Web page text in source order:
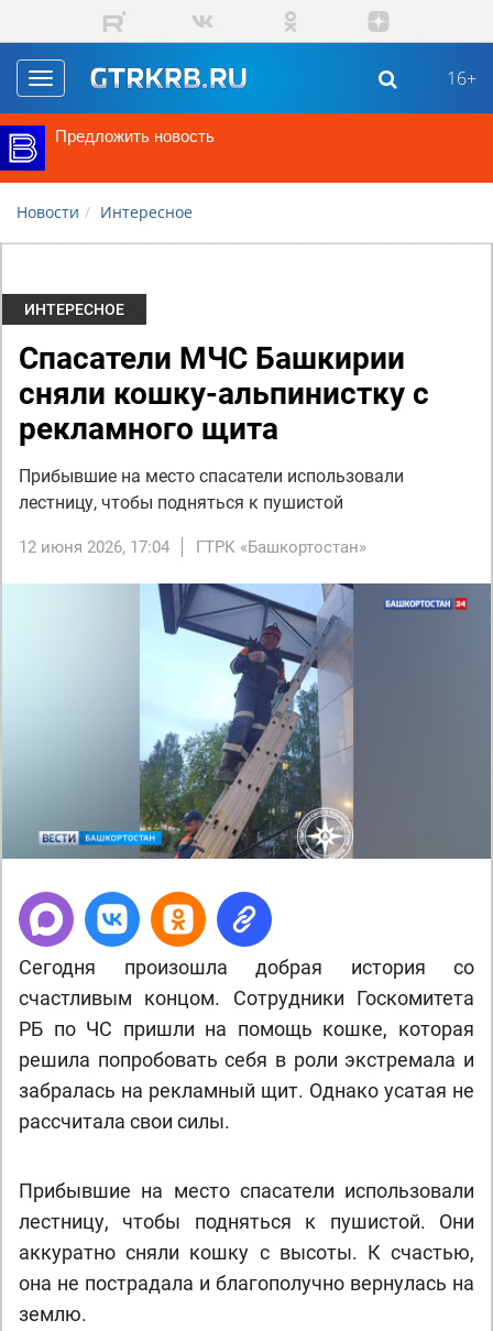
Перейти к основному содержанию
Toggle
navigation
16+
Предложить новость
Новости Интересное
ИНТЕРЕСНОЕ
Спасатели МЧС Башкирии
сняли кошку-альпинистку с
рекламного щита
Прибывшие на место спасатели использовали
лестницу, чтобы подняться к пушистой
12 июня 2026, 17:04 ГТРК «Башкортостан»
Сегодня произошла добрая история со
счастливым концом. Сотрудники Госкомитета
РБ по ЧС пришли на помощь кошке, которая
решила попробовать себя в роли экстремала и
забралась на рекламный щит. Однако усатая не
рассчитала свои силы.
Прибывшие на место спасатели использовали
лестницу, чтобы подняться к пушистой. Они
аккуратно сняли кошку с высоты. К счастью,
она не пострадала и благополучно вернулась на
землю.